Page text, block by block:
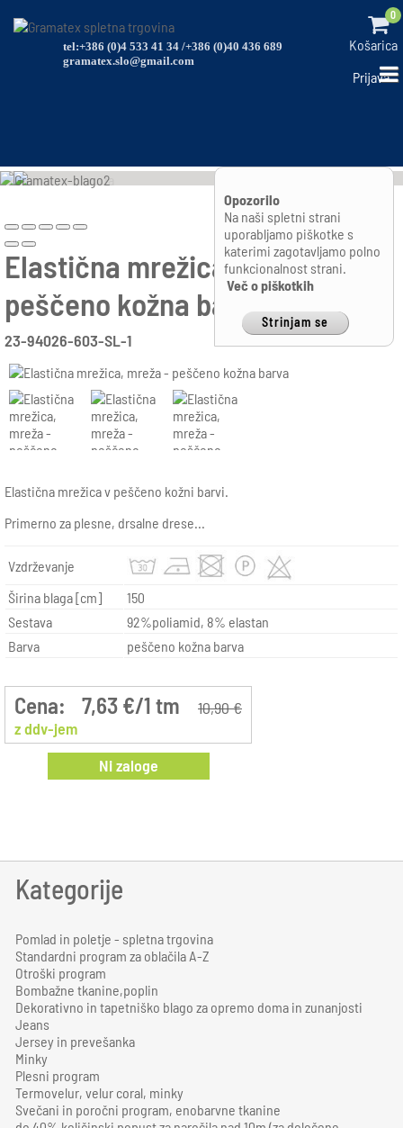
Opozorilo
Na naši spletni strani
uporabljamo piškotke s
katerimi zagotavljamo polno
funkcionalnost strani.
Več o piškotkih
Strinjam se
tel:+386 (0)4 533 41 34 /+386 (0)40 436 689
gramatex.slo@gmail.com
Košarica
0
Prijava
Elastična mrežica, mreža -
peščeno kožna barva
23-94026-603-SL-1
Elastična mrežica v peščeno kožni barvi.
Primerno za plesne, drsalne drese...
Vzdrževanje
Širina blaga [cm]
150
Sestava
92%poliamid, 8% elastan
Barva
peščeno kožna barva
Cena:
z ddv-jem
7,63 €/1 tm 10,90 €
Ni zaloge
Kategorije
Pomlad in poletje - spletna trgovina
Standardni program za oblačila A-Z
Otroški program
Bombažne tkanine,poplin
Dekorativno in tapetniško blago za opremo doma in zunanjosti
Jeans
Jersey in prevešanka
Minky
Plesni program
Termovelur, velur coral, minky
Svečani in poročni program, enobarvne tkanine